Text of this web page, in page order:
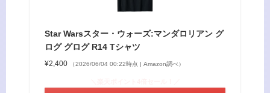
Star Warsスター・ウォーズ:マンダロリアン グ
ログ グログ R14 Tシャツ
¥2,400 （2026/06/04 00:22時点 | Amazon調べ）